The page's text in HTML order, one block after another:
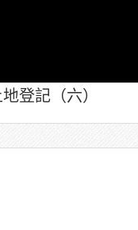
登記（六）